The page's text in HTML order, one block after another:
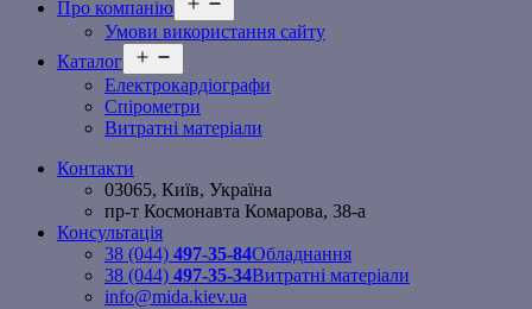
Про компанію
меню
Умови використання сайту
Каталог
меню
Електрокардіографи
Спірометри
Витратні матеріали
Контакти
03065, Київ, Україна
пр-т Космонавта Комарова, 38-а
Консультація
38 (044) 497-35-84Обладнання
38 (044) 497-35-34Витратні матеріали
info@mida.kiev.ua